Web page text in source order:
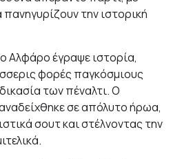
την ιστορική
Αλφάρο έγραψε ιστορία,
φορές παγκόσμιους
των πέναλτι. Ο
σε απόλυτο ήρωα,
σουτ και στέλνοντας την